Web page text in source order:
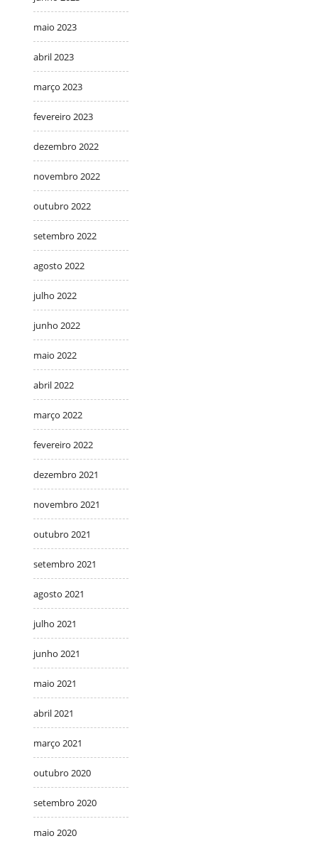
maio 2023
abril 2023
março 2023
fevereiro 2023
dezembro 2022
novembro 2022
outubro 2022
setembro 2022
agosto 2022
julho 2022
junho 2022
maio 2022
abril 2022
março 2022
fevereiro 2022
dezembro 2021
novembro 2021
outubro 2021
setembro 2021
agosto 2021
julho 2021
junho 2021
maio 2021
abril 2021
março 2021
outubro 2020
setembro 2020
maio 2020